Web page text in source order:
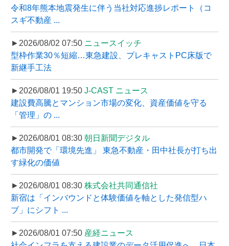
令和8年熊本地震発生に伴う当社対応進捗レポート（コ
スギ不動産 ...
►2026/08/02 07:50 ニュースイッチ
型枠作業30％短縮…東急建設、プレキャストPC床版で
新継手工法
►2026/08/01 19:50 J-CAST ニュース
建設費高騰とマンション市場の変化、資産価値を守る
「管理」の ...
►2026/08/01 08:30 朝日新聞デジタル
都市開発で「環境先進」 東急不動産・田中社長が打ち出
す緑化の価値
►2026/08/01 08:30 株式会社共同通信社
新宿は「インバウンドと体験価値を軸とした発信型ハ
ブ」にシフト ...
►2026/08/01 07:50 産経ニュース